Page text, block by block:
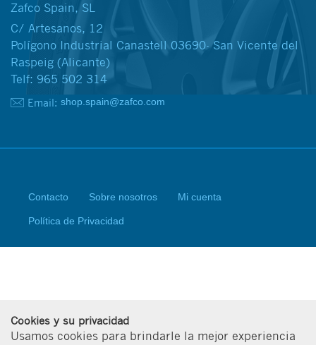
Zafco Spain, SL
C/ Artesanos, 12
Polígono Industrial Canastell 03690- San Vicente del
Raspeig (Alicante)
Telf: 965 502 314
Email: shop.spain@zafco.com
Contacto Sobre nosotros Mi cuenta
Política de Privacidad
Cookies y su privacidad
Usamos cookies para brindarle la mejor experiencia